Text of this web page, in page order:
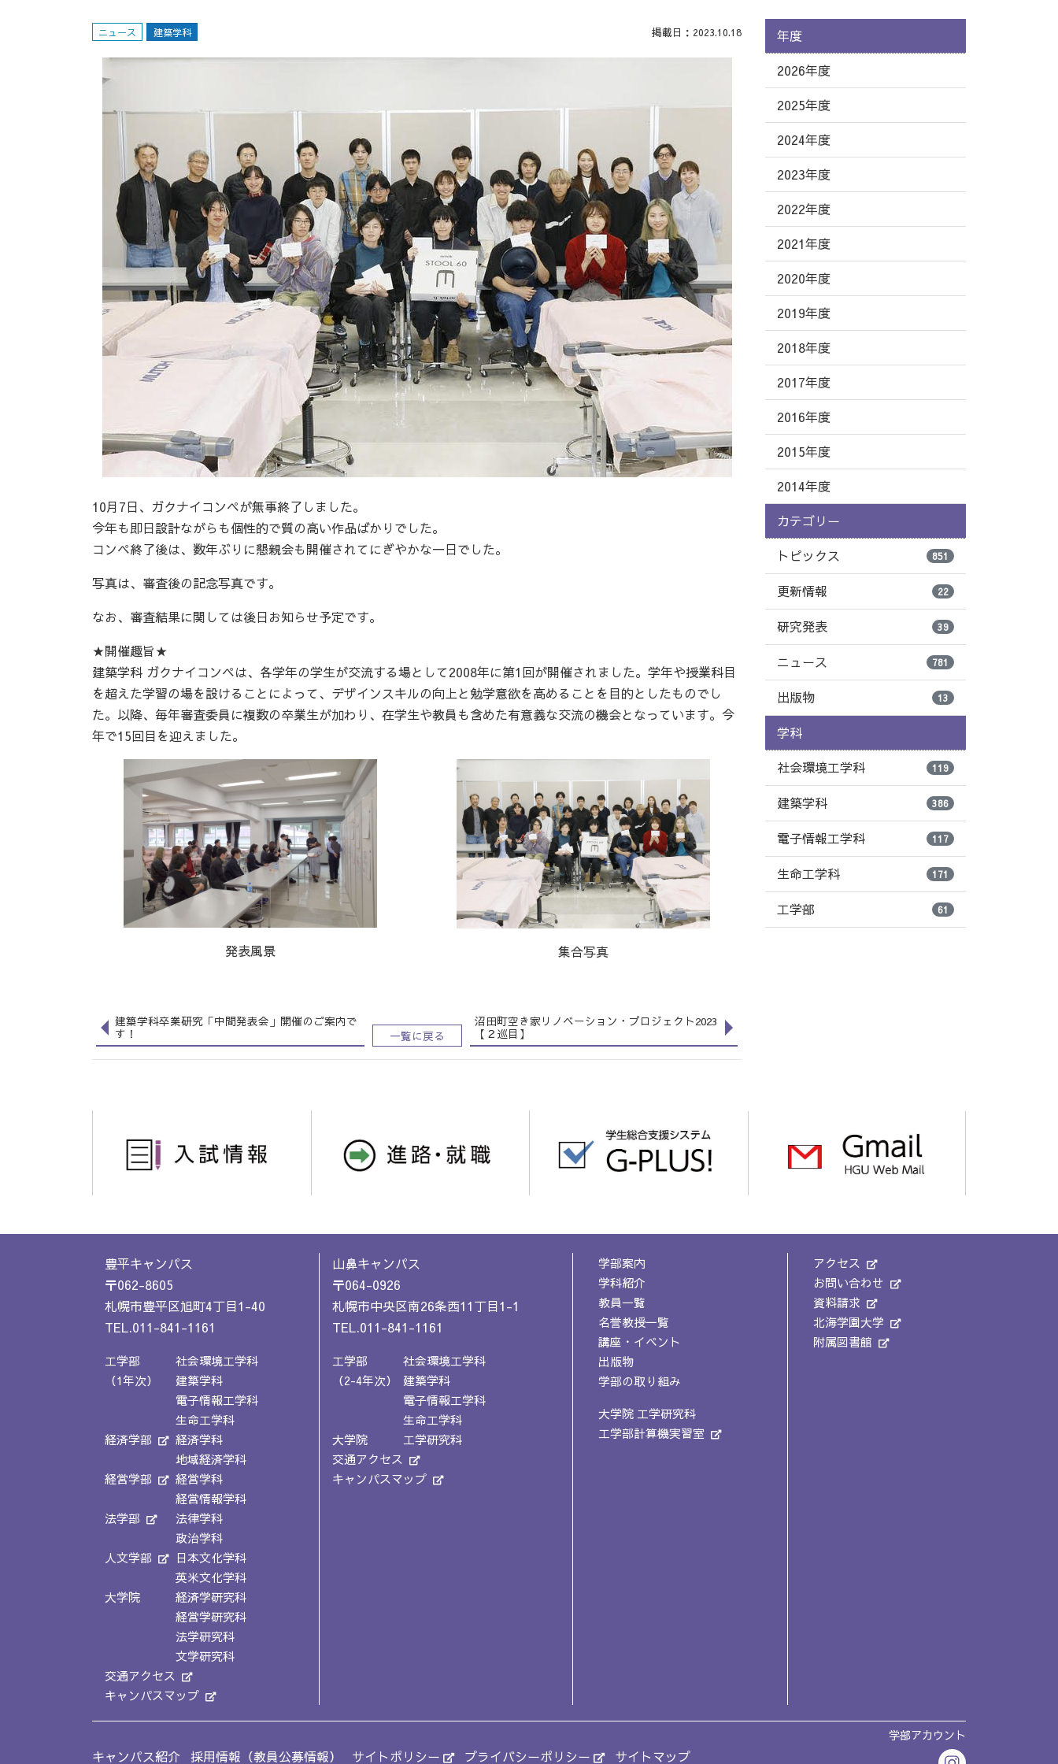
ニュース 建築学科 掲載日：2023.10.18
10月7日、ガクナイコンペが無事終了しました。
今年も即日設計ながらも個性的で質の高い作品ばかりでした。
コンペ終了後は、数年ぶりに懇親会も開催されてにぎやかな一日でした。
写真は、審査後の記念写真です。
なお、審査結果に関しては後日お知らせ予定です。
★開催趣旨★
建築学科 ガクナイコンペは、各学年の学生が交流する場として2008年に第1回が開催されました。学年や授業科目
を超えた学習の場を設けることによって、デザインスキルの向上と勉学意欲を高めることを目的としたものでし
た。以降、毎年審査委員に複数の卒業生が加わり、在学生や教員も含めた有意義な交流の機会となっています。今
年で15回目を迎えました。
発表風景 集合写真
建築学科卒業研究「中間発表会」開催のご案内で
す！
一覧に戻る
沼田町空き家リノベーション・プロジェクト2023
【２巡目】
年度
2026年度
2025年度
2024年度
2023年度
2022年度
2021年度
2020年度
2019年度
2018年度
2017年度
2016年度
2015年度
2014年度
カテゴリー
トピックス 851
更新情報 22
研究発表 39
ニュース 781
出版物 13
学科
社会環境工学科 119
建築学科 386
電子情報工学科 117
生命工学科 171
工学部 61
豊平キャンパス
〒062-8605
札幌市豊平区旭町4丁目1-40
TEL.011-841-1161
工学部
（1年次）
社会環境工学科
建築学科
電子情報工学科
生命工学科
経済学部
経済学科
地域経済学科
経営学部
経営学科
経営情報学科
法学部
法律学科
政治学科
人文学部
日本文化学科
英米文化学科
大学院
経済学研究科
経営学研究科
法学研究科
文学研究科
交通アクセス
キャンパスマップ
山鼻キャンパス
〒064-0926
札幌市中央区南26条西11丁目1-1
TEL.011-841-1161
工学部
（2-4年次）
社会環境工学科
建築学科
電子情報工学科
生命工学科
大学院
工学研究科
交通アクセス
キャンパスマップ
学部案内
学科紹介
教員一覧
名誉教授一覧
講座・イベント
出版物
学部の取り組み
大学院 工学研究科
工学部計算機実習室
アクセス
お問い合わせ
資料請求
北海学園大学
附属図書館
キャンパス紹介 採用情報（教員公募情報） サイトポリシー プライバシーポリシー サイトマップ
学部アカウント